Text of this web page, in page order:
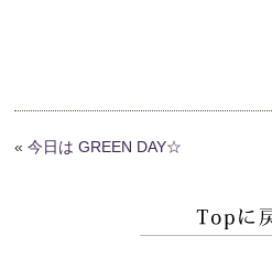
«今日は GREEN DAY☆